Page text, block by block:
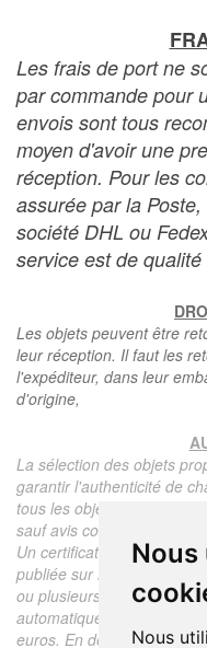
Nous
Nous
Les frais de port ne
par commande pour
envois sont tous
moyen d'avoir une
réception. Pour les
assurée par la
société DHL ou
service est de
Les objets peuvent être
leur réception. Il faut les
l'expéditeur, dans leur
d'origine,
La sélection des objets
garantir l'authenticité de
tous les objets proposés
sauf avis contraire ou
Un certificat d'authenticité
publiée sur le site,
ou plusieurs
automatiquement pour
euros. En dessous de ce